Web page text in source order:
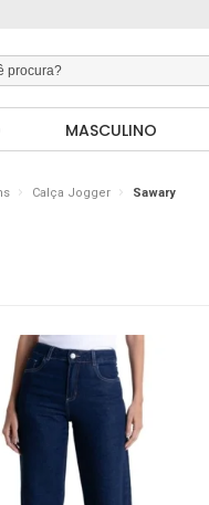
MASCULINO
Calça Jogger Sawary